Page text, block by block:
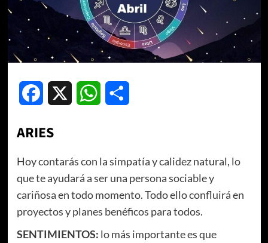
Facebook WhatsApp
ARIES
Hoy contarás con la simpatía y calidez natural, lo
que te ayudará a ser una persona sociable y
cariñosa en todo momento. Todo ello confluirá en
proyectos y planes benéficos para todos.
SENTIMIENTOS: lo más importante es que